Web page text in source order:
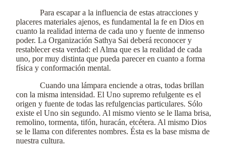
Para escapar a la influencia de estas atracciones y
placeres materiales ajenos, es fundamental la fe en Dios en
cuanto la realidad interna de cada uno y fuente de inmenso
poder. La Organización Sathya Sai deberá reconocer y
restablecer esta verdad: el Alma que es la realidad de cada
uno, por muy distinta que pueda parecer en cuanto a forma
física y conformación mental.
Cuando una lámpara enciende a otras, todas brillan
con la misma intensidad. El Uno supremo refulgente es el
origen y fuente de todas las refulgencias particulares. Sólo
existe el Uno sin segundo. Al mismo viento se le llama brisa,
remolino, tormenta, tifón, huracán, etcétera. Al mismo Dios
se le llama con diferentes nombres. Ésta es la base misma de
nuestra cultura.